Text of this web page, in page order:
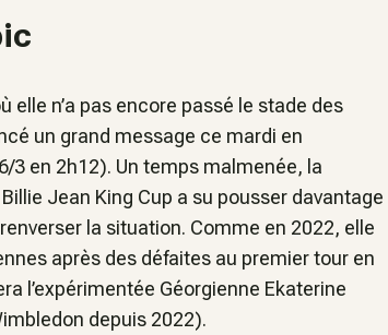
elle n’a pas encore passé le stade des
un grand message ce mardi en
3 en 2h12). Un temps malmenée, la
Jean King Cup a su pousser davantage
la situation. Comme en 2022, elle
après des défaites au premier tour en
l’expérimentée Géorgienne Ekaterine
depuis 2022).